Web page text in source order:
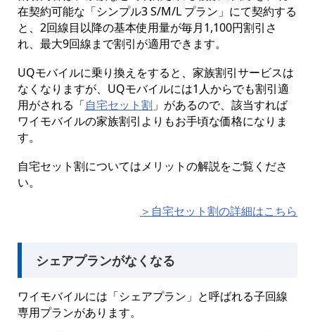
在契約可能な「シンプル3 S/M/L プラン」にて契約する
と、2回線目以降の基本使用量が毎月1,100円割引さ
れ、最大9回線まで割引が適用できます。
UQモバイルに乗り換えをすると、家族割引サービスは
なくなりますが、UQモバイルには1人からでも割引適
用がされる「自宅セット割 」があるので、該当すれば
ワイモバイルの家族割引よりもお手頃な価格になりま
す。
自宅セット割についてはメリットの解説をご覧くださ
い。
＞自宅セット割の詳細はこちら
シェアプランがなくなる
ワイモバイルには「シェアプラン」と呼ばれる子回線
専用プランがあります。